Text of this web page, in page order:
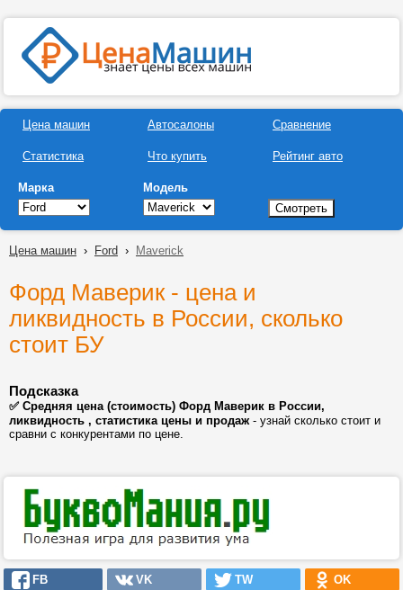
Цена машин
Статистика
Автосалоны
Что купить
Сравнение
Рейтинг авто
Марка Модель
Цена машин › Ford › Maverick
Форд Маверик - цена и
ликвидность в России, сколько
стоит БУ
Подсказка
✅ Средняя цена (стоимость) Форд Маверик в России,
ликвидность , статистика цены и продаж- узнай сколько стоит и
сравни с конкурентами по цене.
FB VK TW OK